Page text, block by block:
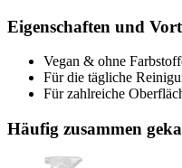
Eigenschaften und
Vegan & ohne
Für die tägliche
Für zahlreiche
Häufig zusammen